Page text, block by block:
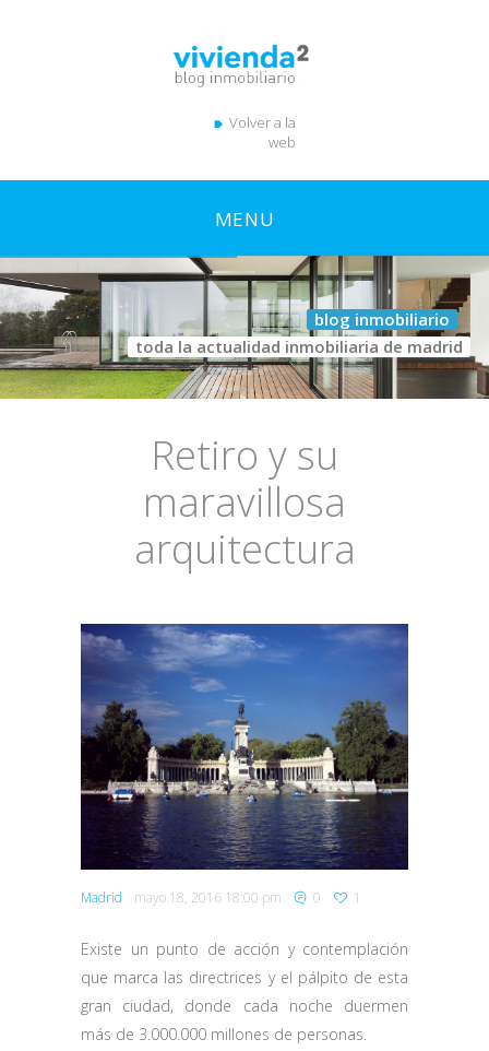
Volver a la
web
MENU
blog inmobiliario
toda la actualidad inmobiliaria de madrid
Retiro y su
maravillosa
arquitectura
Madrid mayo 18, 2016 18:00 pm 0 1
Existe un punto de acción y contemplación
que marca las directrices y el pálpito de esta
gran ciudad, donde cada noche duermen
más de 3.000.000 millones de personas.